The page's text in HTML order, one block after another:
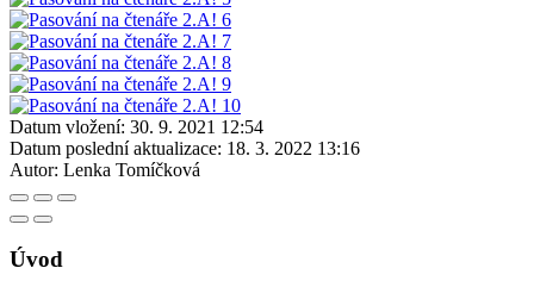
Datum vložení: 30. 9. 2021 12:54
Datum poslední aktualizace: 18. 3. 2022 13:16
Autor: Lenka Tomíčková
Úvod